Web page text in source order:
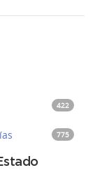
422
775